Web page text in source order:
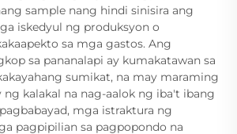
sample nang hindi sinisira ang
iskedyul ng produksyon o
sa mga gastos. Ang
sa pananalapi ay kumakatawan sa
sumikat, na may maraming
kalakal na nag-aalok ng iba't ibang
mga istraktura ng
pagpipilian sa pagpopondo na